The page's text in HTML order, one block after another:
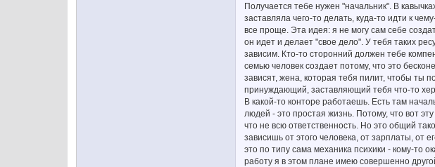
Получается тебе нужен "начальник". В
заставляла чего-то делать, куда-то идти к
все проще. Эта идея: я не могу сам себе
он идет и делает "свое дело". У тебя таких
зависим. Кто-то сторонний должен тебе
семью человек создает потому, что это
зависят, жена, которая тебя пилит, чтобы ты
принуждающий, заставляющий тебя что-то
В какой-то конторе работаешь. Есть там
людей - это простая жизнь. Потому, что вот
что не всю ответственность. Но это общий
зависишь от этого человека, от зарплаты, от
это по типу сама механика психики - кому-то
работу я в этом плане имею совершенно